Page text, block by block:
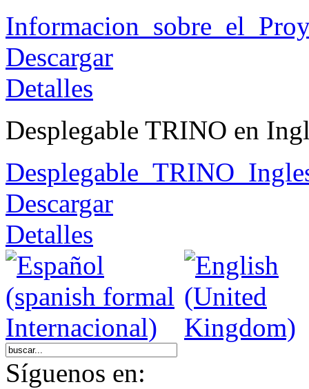
Descargar
Detalles
Desplegable TRINO en
Descargar
Detalles
Síguenos en: